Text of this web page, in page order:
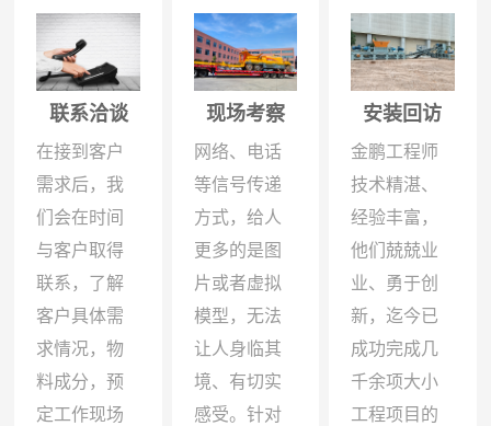
联系洽谈
在接到客户
需求后，我
们会在时间
与客户取得
联系，了解
客户具体需
求情况，物
料成分，预
定工作现场
现场考察
网络、电话
等信号传递
方式，给人
更多的是图
片或者虚拟
模型，无法
让人身临其
境、有切实
感受。针对
安装回访
金鹏工程师
技术精湛、
经验丰富，
他们兢兢业
业、勇于创
新，迄今已
成功完成几
千余项大小
工程项目的